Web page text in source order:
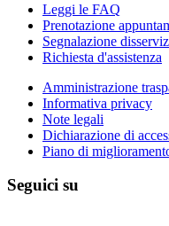
Leggi le FAQ
Prenotazione
Segnalazione
Richiesta d'assistenza
Amministrazione
Informativa privacy
Note legali
Dichiarazione di
Piano di
Seguici su